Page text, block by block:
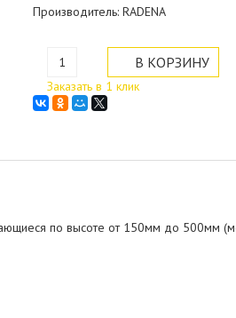
Производитель: RADENA
Заказать в 1 клик
по высоте от 150мм до 500мм